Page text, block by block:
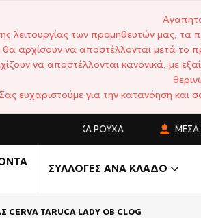
λειτουργίας των προμηθευτών μας,
αρχίσουν να αποστέλλονται μετά το
να αποστέλλονται κανονικά, με
Σας ευχαριστούμε για την κατανόηση και
ΕΠΑΓΓΕΛΜΑΤΙΚΆ ΡΟΎΧΑ ΜΈΣΑ
ΣΥΛΛΟΓΈΣ ΑΝΆ ΚΛΆΔΟ
TARUCA LADY ΟΒ CLOG